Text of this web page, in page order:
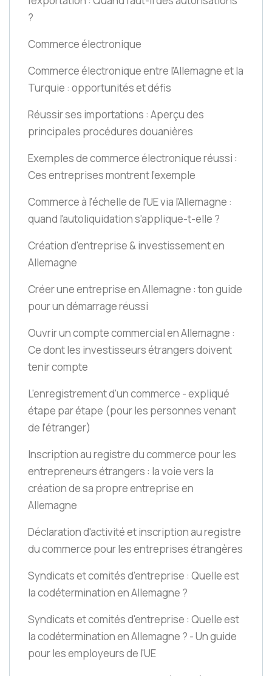
?
Commerce électronique
Commerce électronique entre l'Allemagne et la
Turquie : opportunités et défis
Réussir ses importations : Aperçu des
principales procédures douanières
Exemples de commerce électronique réussi :
Ces entreprises montrent l'exemple
Commerce à l'échelle de l'UE via l'Allemagne :
quand l'autoliquidation s'applique-t-elle ?
Création d'entreprise & investissement en
Allemagne
Créer une entreprise en Allemagne : ton guide
pour un démarrage réussi
Ouvrir un compte commercial en Allemagne :
Ce dont les investisseurs étrangers doivent
tenir compte
L'enregistrement d'un commerce - expliqué
étape par étape (pour les personnes venant
de l'étranger)
Inscription au registre du commerce pour les
entrepreneurs étrangers : la voie vers la
création de sa propre entreprise en
Allemagne
Déclaration d'activité et inscription au registre
du commerce pour les entreprises étrangères
Syndicats et comités d'entreprise : Quelle est
la codétermination en Allemagne ?
Syndicats et comités d'entreprise : Quelle est
la codétermination en Allemagne ? - Un guide
pour les employeurs de l'UE